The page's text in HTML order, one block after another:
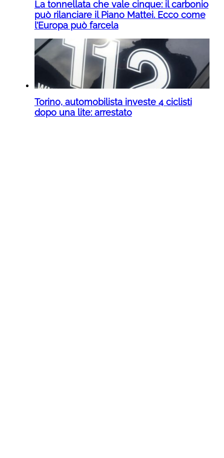
La tonnellata che vale cinque: il carbonio
può rilanciare il Piano Mattei. Ecco come
l’Europa può farcela
Torino, automobilista investe 4 ciclisti
dopo una lite: arrestato